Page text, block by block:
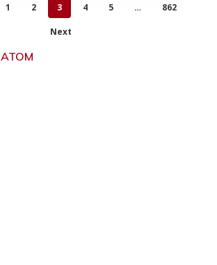
1 2 3 4 5 … 862
Next
ATOM